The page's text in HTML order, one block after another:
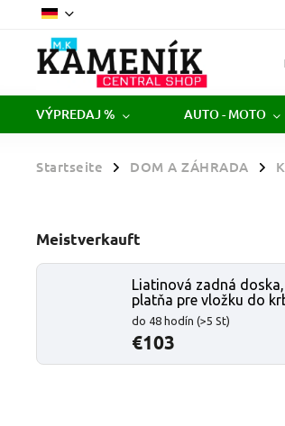
VÝPREDAJ % AUTO - MOTO
Startseite / DOM A ZÁHRADA /
Meistverkauft
Liatinová zadná
platňa pre vložku do
do 48 hodín (>5 St)
€103